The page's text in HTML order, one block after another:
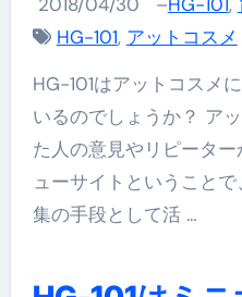
HG-101, アットコスメ
HG-101はアットコスメにおいてどんな評価を得て
いるのでしょうか？ ア
た人の意見やリピータ
ューサイトということ
集の手段として活 …